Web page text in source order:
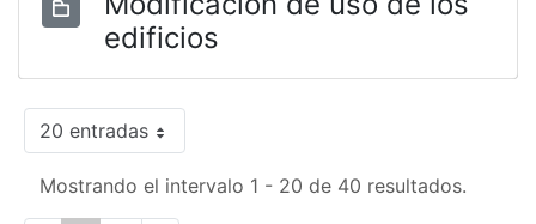
edificios
20 entradas
Mostrando el intervalo 1 - 20 de 40 resultados.